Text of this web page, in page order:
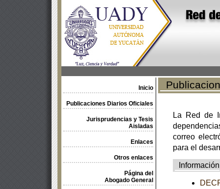
Inicio
Publicaciones Diarios Oficiales
Jurisprudencias y Tesis
Aisladas
Enlaces
Otros enlaces
Página del
Abogado General
La Red de
correo
para el
Información